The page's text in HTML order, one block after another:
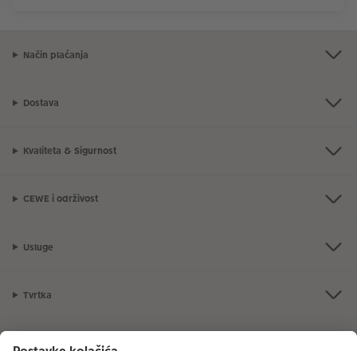
Način plaćanja
Dostava
Kvaliteta & Sigurnost
CEWE i održivost
Usluge
Tvrtka
Ponuda proizvoda